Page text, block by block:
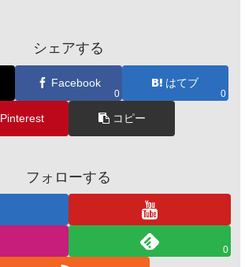
シェアする
Facebook
0
はてブ
0
Pinterest コピー
フォローする
0